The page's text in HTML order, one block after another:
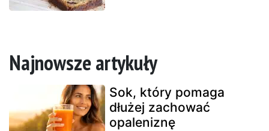
Najnowsze artykuły
Sok, który pomaga
dłużej zachować
opaleniznę